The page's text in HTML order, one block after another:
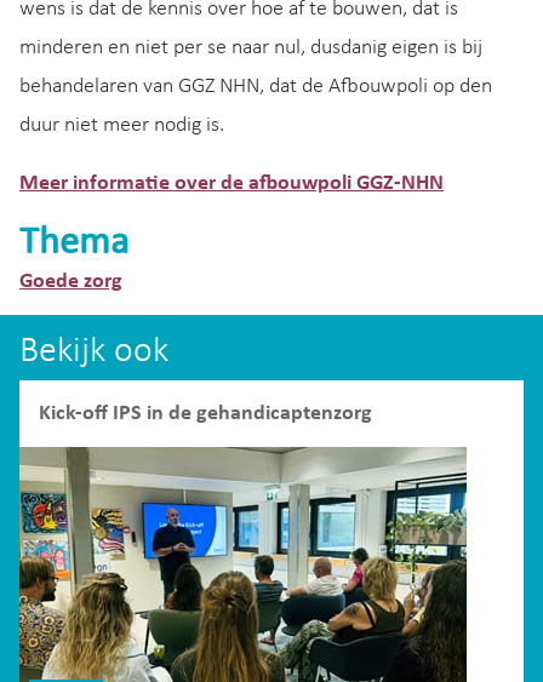
wens is dat de kennis over hoe af te bouwen, dat is
minderen en niet per se naar nul, dusdanig eigen is bij
behandelaren van GGZ NHN, dat de Afbouwpoli op den
duur niet meer nodig is.
Meer informatie over de afbouwpoli GGZ-NHN
Thema
Goede zorg
Bekijk ook
Kick-off IPS in de gehandicaptenzorg